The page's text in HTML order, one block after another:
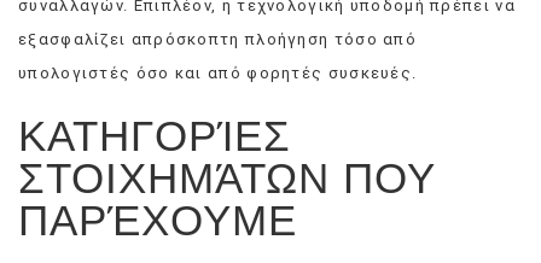
συναλλαγών. Επιπλέον, η τεχνολογική υποδομή πρέπει να
εξασφαλίζει απρόσκοπτη πλοήγηση τόσο από
υπολογιστές όσο και από φορητές συσκευές.
ΚΑΤΗΓΟΡΊΕΣ
ΣΤΟΙΧΗΜΆΤΩΝ ΠΟΥ
ΠΑΡΈΧΟΥΜΕ